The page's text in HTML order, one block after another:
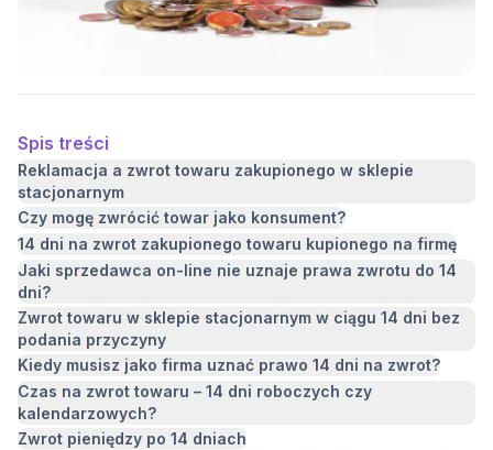
Spis treści
Reklamacja a zwrot towaru zakupionego w sklepie
stacjonarnym
Czy mogę zwrócić towar jako konsument?
14 dni na zwrot zakupionego towaru kupionego na firmę
Jaki sprzedawca on-line nie uznaje prawa zwrotu do 14
dni?
Zwrot towaru w sklepie stacjonarnym w ciągu 14 dni bez
podania przyczyny
Kiedy musisz jako firma uznać prawo 14 dni na zwrot?
Czas na zwrot towaru – 14 dni roboczych czy
kalendarzowych?
Zwrot pieniędzy po 14 dniach